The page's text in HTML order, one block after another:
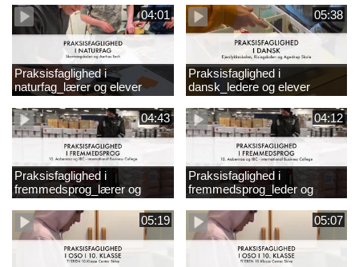
04:01
Praksisfaglighed i
naturfag_lærer og elever
05:38
Praksisfaglighed i
dansk_ledere og elever
04:43
Praksisfaglighed i
fremmedsprog_lærer og
elever
04:12
Praksisfaglighed i
fremmedsprog_leder og
elever
05:19
05:07